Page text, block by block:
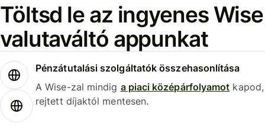
Töltsd le az ingyenes Wise
valutaváltó appunkat
Pénzátutalási szolgáltatók összehasonlítása
A Wise-zal mindig a piaci középárfolyamot kapod,
rejtett díjaktól mentesen.